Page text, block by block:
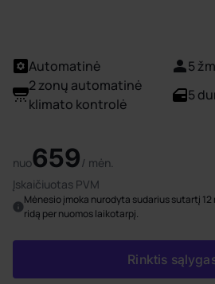
Automatinė
5
2 zonų automatinė
klimato kontrolė
5
nuo659/ mėn.
Įskaičiuotas PVM
Mėnesio įmoka nurodyta sudarius sutartį
ridą per nuomos laikotarpį.
Rinktis